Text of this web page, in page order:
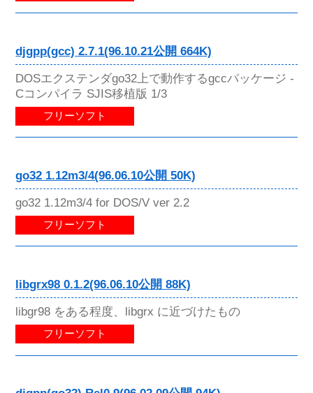
djgpp(gcc) 2.7.1(96.10.21公開 664K)
DOSエクステンダgo32上で動作するgccパッケージ -
Cコンパイラ SJIS移植版 1/3
フリーソフト
go32 1.12m3/4(96.06.10公開 50K)
go32 1.12m3/4 for DOS/V ver 2.2
フリーソフト
libgrx98 0.1.2(96.06.10公開 88K)
libgr98 をある程度、libgrx に近づけたもの
フリーソフト